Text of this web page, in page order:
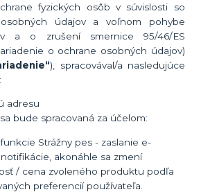
fyzických osôb v súvislosti so
osobných údajov a voľnom pohybe
a o zrušení smernice 95/46/ES
o ochrane osobných údajov)
), spracovával/a nasledujúce
adresu
bude spracovaná za účelom:
Strážny pes - zaslanie e-
akonáhle sa zmení
/ cena zvoleného produktu podľa
preferencií používateľa.